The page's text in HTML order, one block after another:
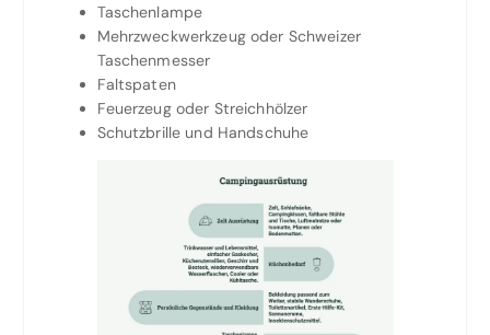
Taschenlampe
Mehrzweckwerkzeug oder Schweizer
Taschenmesser
Faltspaten
Feuerzeug oder Streichhölzer
Schutzbrille und Handschuhe